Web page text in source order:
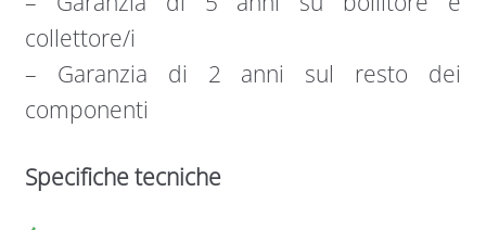
collettore/i
– Garanzia di 2 anni sul resto dei
componenti
Specifiche tecniche